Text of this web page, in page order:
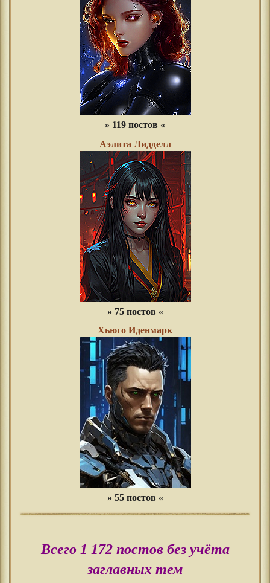
» 119 постов «
Аэлита Лидделл
» 75 постов «
Хьюго Иденмарк
» 55 постов «
Всего 1 172 постов без учёта
заглавных тем